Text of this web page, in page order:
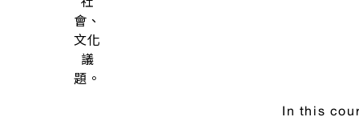
本課
程為
整合
性課
程，
aims at